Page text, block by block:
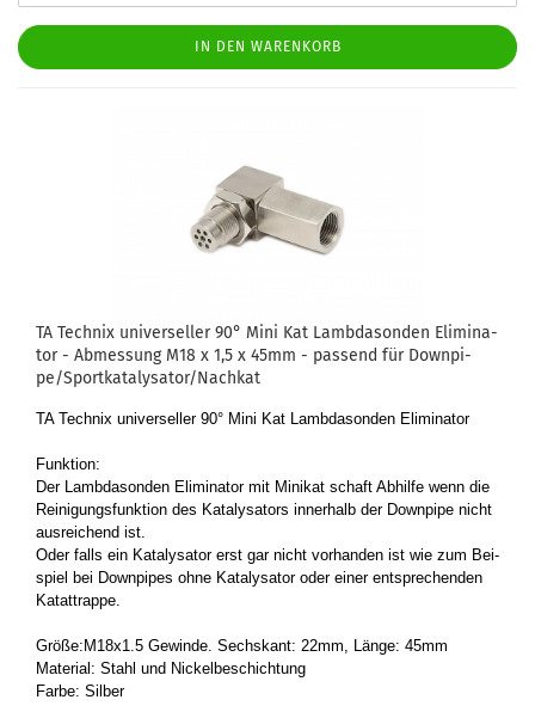
IN DEN WARENKORB
TA Tech­nix uni­ver­sel­ler 90° Mini Kat Lamb­da­son­den Eli­mi­na­
tor - Ab­mes­sung M18 x 1,5 x 45mm - pas­send für Down­pi­
pe/Sport­ka­ta­ly­sa­tor/Nach­kat
TA Tech­nix uni­ver­sel­ler 90° Mini Kat Lamb­da­son­den Eli­mi­na­tor
Funk­ti­on:
Der Lamb­da­son­den Eli­mi­na­tor mit Mi­ni­kat schaft Ab­hil­fe wenn die
Rei­ni­gungs­funk­ti­on des Ka­ta­ly­sa­tors in­ner­halb der Down­pi­pe nicht
aus­rei­chend ist.
Oder falls ein Ka­ta­ly­sa­tor erst gar nicht vor­han­den ist wie zum Bei­
spiel bei Down­pipes ohne Ka­ta­ly­sa­tor oder einer ent­spre­chen­den
Ka­tat­trap­pe.
Größe:M18x1.5 Ge­win­de. Sechs­kant: 22mm, Länge: 45mm
Ma­te­ri­al: Stahl und Ni­ckel­be­schich­tung
Farbe: Sil­ber